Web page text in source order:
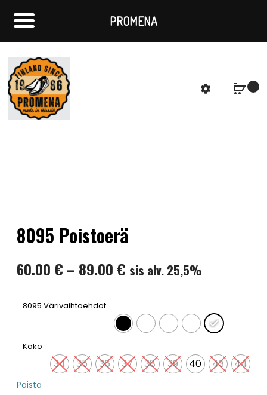
8095 Poistoerä
60.00 € – 89.00 € Hintaluokka:
-
89.00 €
sis alv. 25,5%
8095 Värivaihtoehdot
Koko
34 35 36 37 38 39 40 43 44
Poista
PROMENA